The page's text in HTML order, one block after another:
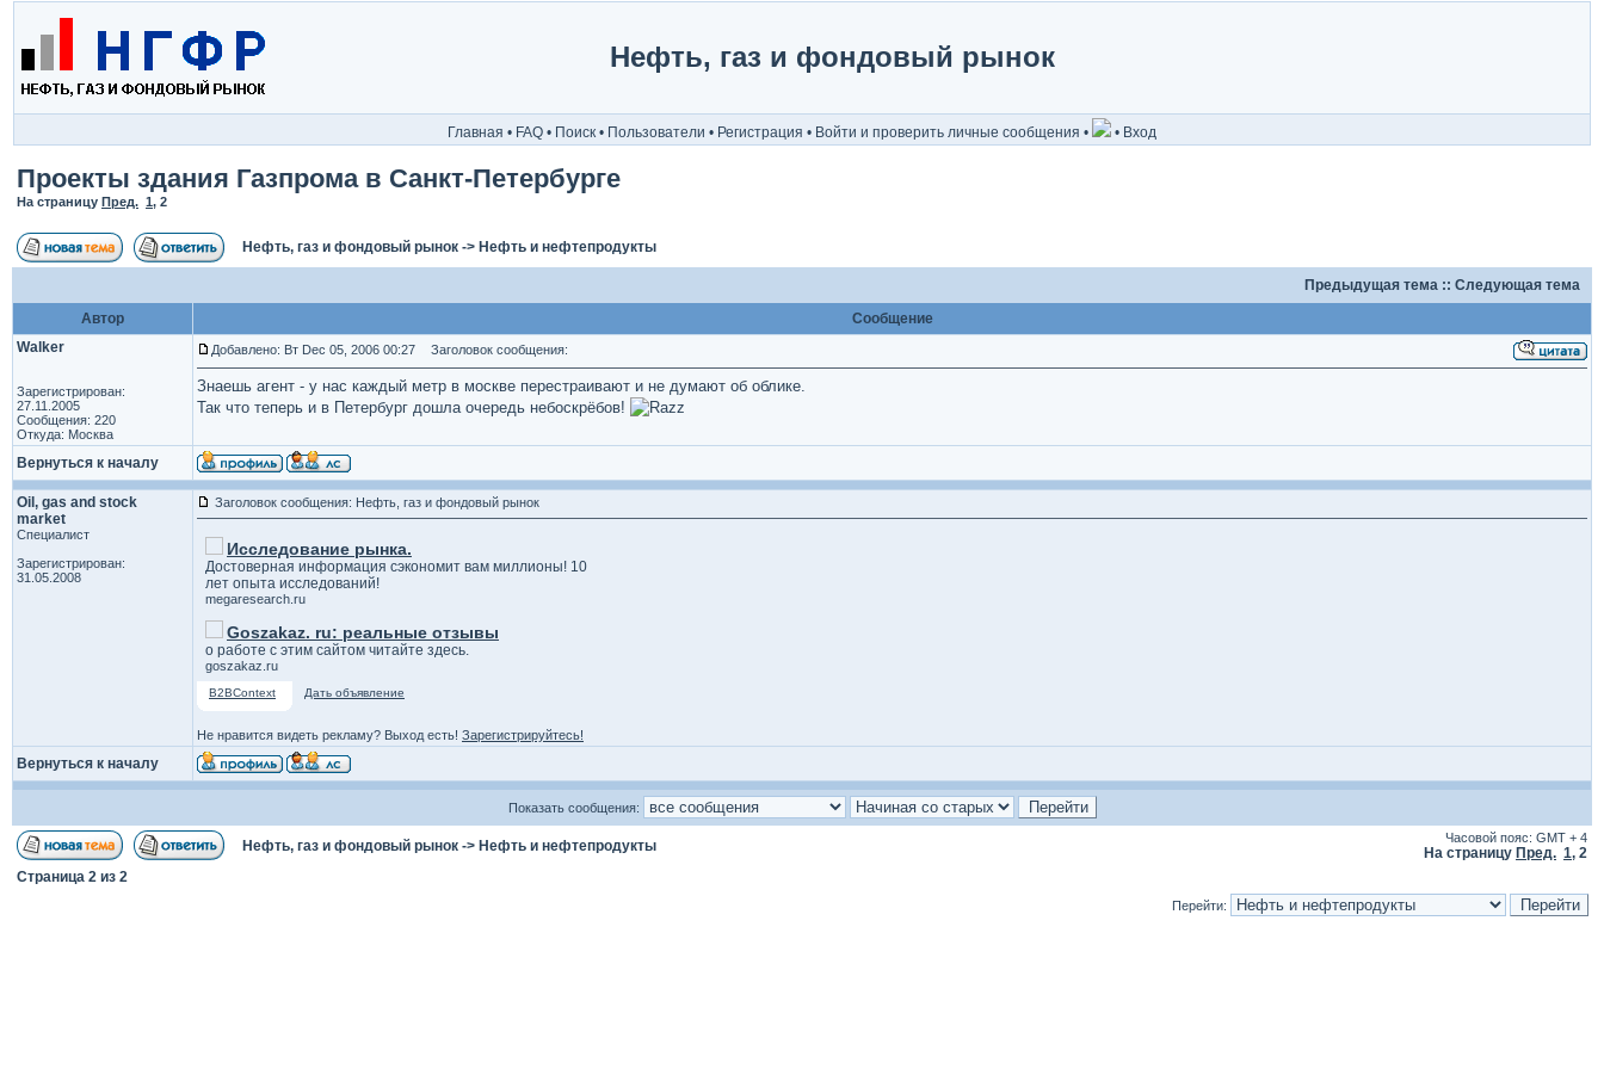
Нефть, газ и фондовый рынок
Главная • FAQ • Поиск • Пользователи • Регистрация • Войти и проверить личные сообщения • • Вход
Проекты здания Газпрома в Санкт-Петербурге
На страницу Пред. 1, 2
Нефть, газ и фондовый рынок -> Нефть и нефтепродукты
Предыдущая тема :: Следующая тема
Автор
Сообщение
Walker
Зарегистрирован:
27.11.2005
Сообщения: 220
Откуда: Москва
Добавлено: Вт Dec 05, 2006 00:27 Заголовок сообщения:
Знаешь агент - у нас каждый метр в москве перестраивают и не думают об облике.
Так что теперь и в Петербург дошла очередь небоскрёбов!
Вернуться к началу
Oil, gas and stock
market
Специалист
Зарегистрирован:
31.05.2008
Заголовок сообщения: Нефть, газ и фондовый рынок
Исследование рынка.
Достоверная информация сэкономит вам миллионы! 10
лет опыта исследований!
megaresearch.ru
Goszakaz. ru: реальные отзывы
о работе с этим сайтом читайте здесь.
goszakaz.ru
B2BContext Дать объявление
Не нравится видеть рекламу? Выход есть! Зарегистрируйтесь!
Вернуться к началу
Показать сообщения:
Нефть, газ и фондовый рынок -> Нефть и нефтепродукты Часовой пояс: GMT + 4
На страницу Пред. 1, 2
Страница 2 из 2
Перейти: